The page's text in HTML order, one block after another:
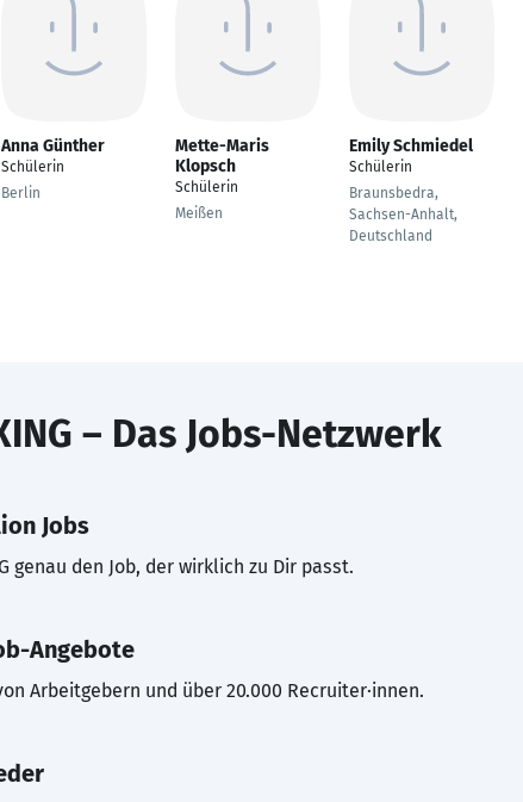
Anna Günther
Schülerin
Berlin
Mette-Maris
Klopsch
Schülerin
Meißen
Emily Schmiedel
Schülerin
Braunsbedra,
Sachsen-Anhalt,
Deutschland
– Das Jobs-Netzwerk
Jobs
genau den Job, der wirklich zu Dir passt.
Angebote
Arbeitgebern und über 20.000 Recruiter·innen.